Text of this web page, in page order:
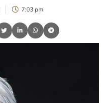
7:03 pm